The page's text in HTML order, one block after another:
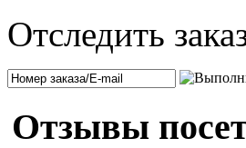
Отследить
Отзывы